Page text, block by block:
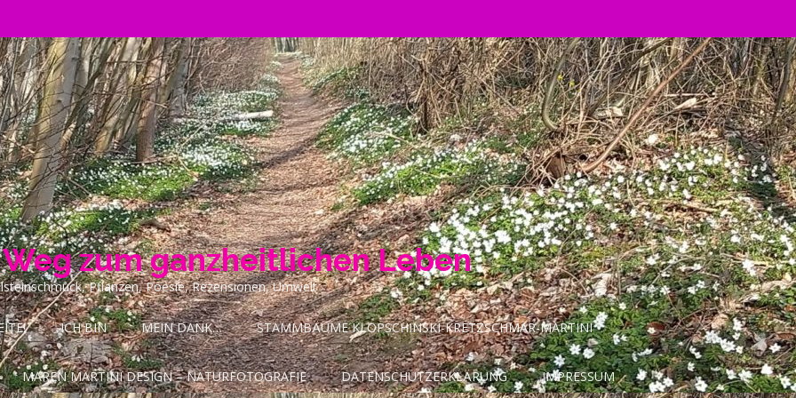
zum ganzheitlichen Leben
Pflanzen, Poesie, Rezensionen, Umwelt
ICH BIN MEIN DANK… STAMMBÄUME KLOPSCHINSKI-KRETZSCHMAR-MARTINI
MAREN MARTINI DESIGN – NATURFOTOGRAFIE DATENSCHUTZERKLÄRUNG IMPRESSUM